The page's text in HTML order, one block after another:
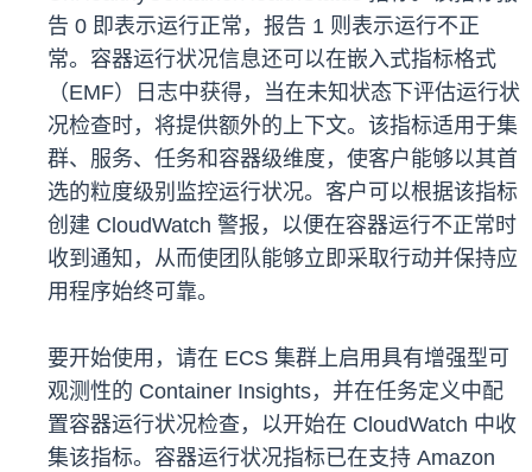
告 0 即表示运行正常，报告 1 则表示运行不正
常。容器运行状况信息还可以在嵌入式指标格式
（EMF）日志中获得，当在未知状态下评估运行状
况检查时，将提供额外的上下文。该指标适用于集
群、服务、任务和容器级维度，使客户能够以其首
选的粒度级别监控运行状况。客户可以根据该指标
创建 CloudWatch 警报，以便在容器运行不正常时
收到通知，从而使团队能够立即采取行动并保持应
用程序始终可靠。
要开始使用，请在 ECS 集群上启用具有增强型可
观测性的 Container Insights，并在任务定义中配
置容器运行状况检查，以开始在 CloudWatch 中收
集该指标。容器运行状况指标已在支持 Amazon